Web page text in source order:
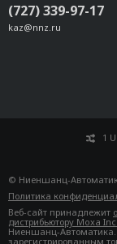
(727) 339-97-17
kaz@nnz.ru
1
© Ниеншанц-
Политика
Веб-сайт принадлежит
дистрибьютору Moxa
Ниеншанц-Автоматика.
зарегистрированным